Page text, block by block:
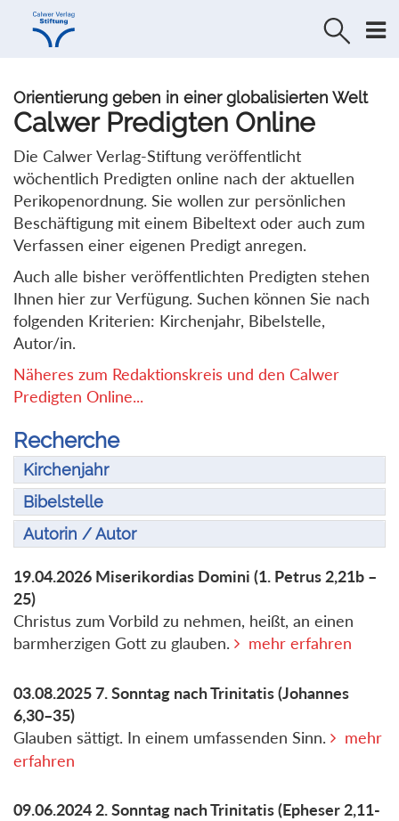
Direkt
Direkt
Orientierung geben in einer globalisierten Welt
Calwer Predigten Online
Die Calwer Verlag-Stiftung veröffentlicht
wöchentlich Predigten online nach der aktuellen
Perikopenordnung. Sie wollen zur persönlichen
Beschäftigung mit einem Bibeltext oder auch zum
Verfassen einer eigenen Predigt anregen.
Auch alle bisher veröffentlichten Predigten stehen
Ihnen hier zur Verfügung. Suchen können Sie nach
folgenden Kriterien: Kirchenjahr, Bibelstelle,
Autor/in.
Näheres zum Redaktionskreis und den Calwer
Predigten Online...
Recherche
Kirchenjahr
Bibelstelle
Autorin / Autor
19.04.2026 Miserikordias Domini (1. Petrus 2,21b –
25)
Christus zum Vorbild zu nehmen, heißt, an einen
barmherzigen Gott zu glauben.
mehr erfahren
03.08.20257. Sonntag nach Trinitatis(Johannes
6,30–35)
Glauben sättigt. In einem umfassenden Sinn.
mehr
erfahren
09.06.2024 2. Sonntag nach Trinitatis(Epheser 2,11-